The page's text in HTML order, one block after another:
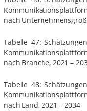
nach
Tabelle 47:
nach Branche, 2021 –
Tabelle 48:
nach Land, 2021 – 2034